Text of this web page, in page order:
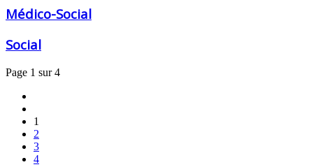
Médico-Social
Social
Page 1 sur 4
1
2
3
4